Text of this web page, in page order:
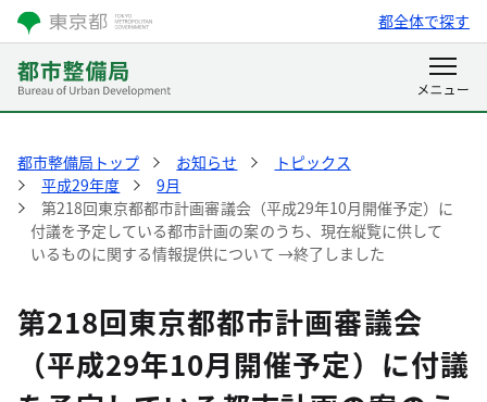
都全体で探す
都市整備局トップ お知らせ
トピックス
平成29年度
9月
第218回東京都都市計画審議会（平成29年10月開催予定）に
付議を予定している都市計画の案のうち、現在縦覧に供して
いるものに関する情報提供について →終了しました
第218回東京都都市計画審議会
（平成29年10月開催予定）に付議